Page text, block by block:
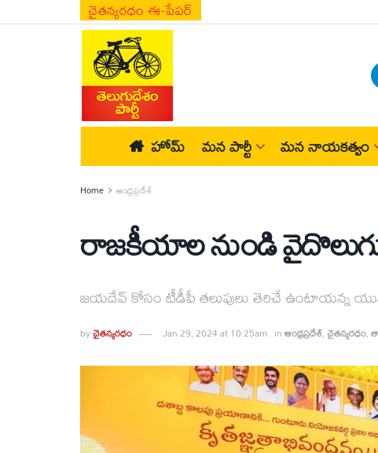
చైతన్యరధం ఈ-పేపర్
హోమ్ మన పార్టీ మన నాయకత్వం
Home ఆంధ్రప్రదేశ్
రాజకీయాల నుండి
జయదేవ్‌ కోసం టీడీపీ తలుపులు తెరిచే ఉంటాయన్న
byచైతన్యరధం Jan 29, 2024 at 10:25am inఆంధ్రప్రదేశ్,చైతన్యరధం,